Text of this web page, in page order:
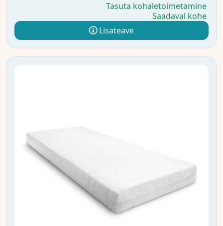
Tasuta kohaletoimetamine
Saadaval kohe
Lisateave